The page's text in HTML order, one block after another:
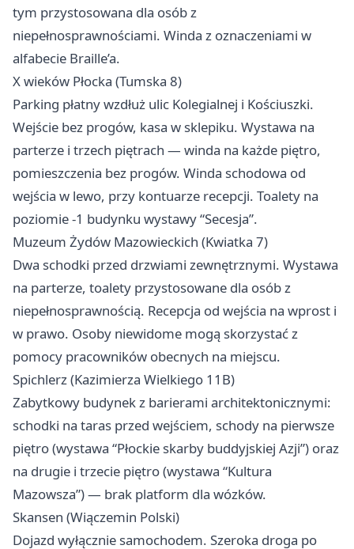
tym przystosowana dla osób z
niepełnosprawnościami. Winda z oznaczeniami w
alfabecie Braille’a.
X wieków Płocka (Tumska 8)
Parking płatny wzdłuż ulic Kolegialnej i Kościuszki.
Wejście bez progów, kasa w sklepiku. Wystawa na
parterze i trzech piętrach — winda na każde piętro,
pomieszczenia bez progów. Winda schodowa od
wejścia w lewo, przy kontuarze recepcji. Toalety na
poziomie -1 budynku wystawy “Secesja”.
Muzeum Żydów Mazowieckich (Kwiatka 7)
Dwa schodki przed drzwiami zewnętrznymi. Wystawa
na parterze, toalety przystosowane dla osób z
niepełnosprawnością. Recepcja od wejścia na wprost i
w prawo. Osoby niewidome mogą skorzystać z
pomocy pracowników obecnych na miejscu.
Spichlerz (Kazimierza Wielkiego 11B)
Zabytkowy budynek z barierami architektonicznymi:
schodki na taras przed wejściem, schody na pierwsze
piętro (wystawa “Płockie skarby buddyjskiej Azji”) oraz
na drugie i trzecie piętro (wystawa “Kultura
Mazowsza”) — brak platform dla wózków.
Skansen (Wiączemin Polski)
Dojazd wyłącznie samochodem. Szeroka droga po